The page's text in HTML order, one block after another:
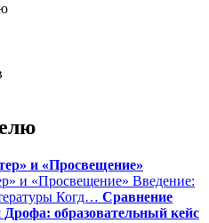
и «Просвещение»
и «Просвещение» Введение:
Когд… Сравнение
Дрофа: образовательный кейс